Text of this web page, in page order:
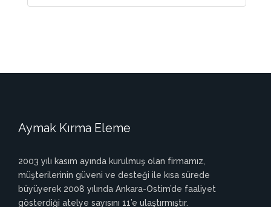
Aymak Kırma Eleme
2003 yılı kasım ayında kurulmuş olan firmamız,
müşterilerinin güveni ve desteği ile kısa sürede
büyüyerek 2008 yılında Ankara-Ostim’de faaliyet
gösterdiği atelye sayısını 11’e ulaştırmıştır.